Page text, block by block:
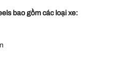
bao gồm các loại xe: